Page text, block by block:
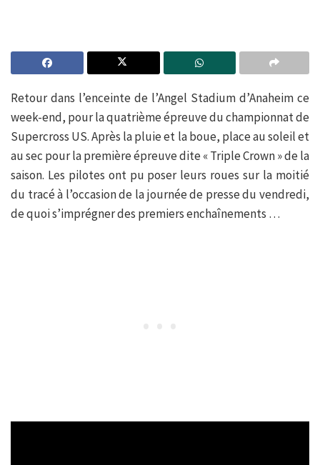
Retour dans l’enceinte de l’Angel Stadium d’Anaheim ce
week-end, pour la quatrième épreuve du championnat de
Supercross US. Après la pluie et la boue, place au soleil et
au sec pour la première épreuve dite « Triple Crown » de la
saison. Les pilotes ont pu poser leurs roues sur la moitié
du tracé à l’occasion de la journée de presse du vendredi,
de quoi s’imprégner des premiers enchaînements …